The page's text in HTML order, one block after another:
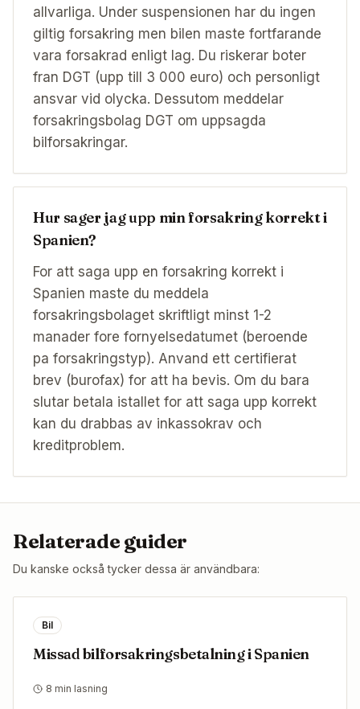
allvarliga. Under suspensionen har du ingen
giltig forsakring men bilen maste fortfarande
vara forsakrad enligt lag. Du riskerar boter
fran DGT (upp till 3 000 euro) och personligt
ansvar vid olycka. Dessutom meddelar
forsakringsbolag DGT om uppsagda
bilforsakringar.
Hur sager jag upp min forsakring korrekt i
Spanien?
For att saga upp en forsakring korrekt i
Spanien maste du meddela
forsakringsbolaget skriftligt minst 1-2
manader fore fornyelsedatumet (beroende
pa forsakringstyp). Anvand ett certifierat
brev (burofax) for att ha bevis. Om du bara
slutar betala istallet for att saga upp korrekt
kan du drabbas av inkassokrav och
kreditproblem.
Relaterade guider
Du kanske också tycker dessa är användbara:
Bil
Missad bilforsakringsbetalning i Spanien
8 min lasning